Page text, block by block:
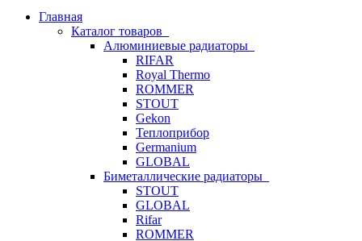
Главная
Каталог товаров
Алюминиевые радиаторы
RIFAR
Royal Thermo
ROMMER
STOUT
Gekon
Теплоприбор
Germanium
GLOBAL
Биметаллические радиаторы
STOUT
GLOBAL
Rifar
ROMMER